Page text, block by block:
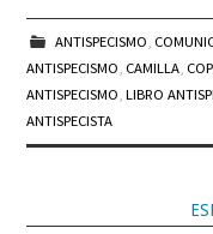
ANTISPECISMO,
ANTISPECISMO, CAMILLA,
ANTISPECISMO,LIBRO
ANTISPECISTA